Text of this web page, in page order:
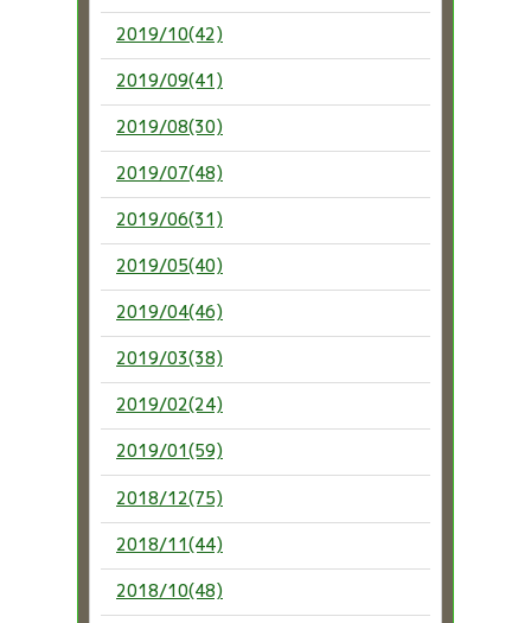
2019/10(42)
2019/09(41)
2019/08(30)
2019/07(48)
2019/06(31)
2019/05(40)
2019/04(46)
2019/03(38)
2019/02(24)
2019/01(59)
2018/12(75)
2018/11(44)
2018/10(48)